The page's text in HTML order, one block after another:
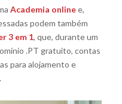
Academia onlinee,
podem também
3 em 1, que, durante um
.PT gratuito, contas
para alojamento e